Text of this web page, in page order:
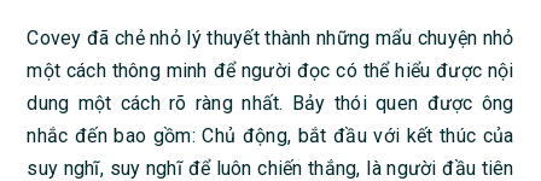
Covey đã chẻ nhỏ lý thuyết thành những mẩu chuyện nhỏ
một cách thông minh để người đọc có thể hiểu được nội
dung một cách rõ ràng nhất. Bảy thói quen được ông
nhắc đến bao gồm: Chủ động, bắt đầu với kết thúc của
suy nghĩ, suy nghĩ để luôn chiến thắng, là người đầu tiên